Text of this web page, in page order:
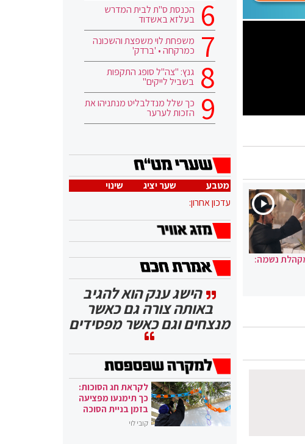
נשמה:
הכנסת ס"ת לבית המדרש
בעלזא באשדוד
משפחת לוי משפצת והשכונה
כמרקחה • 'ברדק'
גנץ: "צה"ל סופג התקפות
בשביל לייקים"
כך שלל מנדלבליט מנתניהו את
הזכות לערער
מטבע שער יציג
שינוי
עדכון אחרון:
הישג ענק הוא להגיב
באותה צורה גם כאשר
מנצחים וגם כאשר מפסידים
לקראת חג הסוכות:
כך תימנעו מפציעה
בזמן בניית הסוכה
קובי לוי